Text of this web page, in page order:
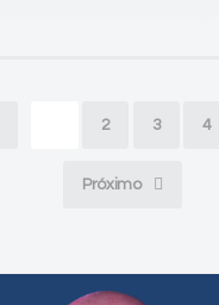
2 3 4
Próximo